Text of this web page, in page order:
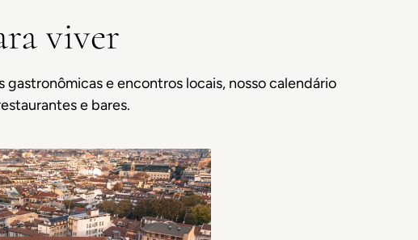
viver
e encontros locais, nosso calendário
e bares.